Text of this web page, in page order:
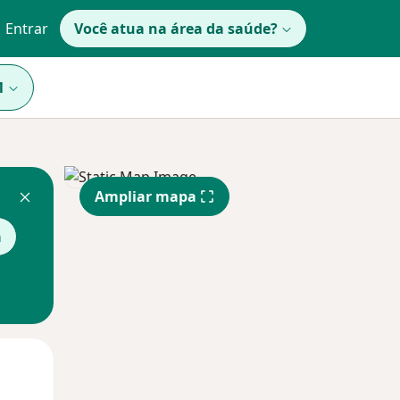
Entrar Você atua na área da saúde?
Ampliar mapa